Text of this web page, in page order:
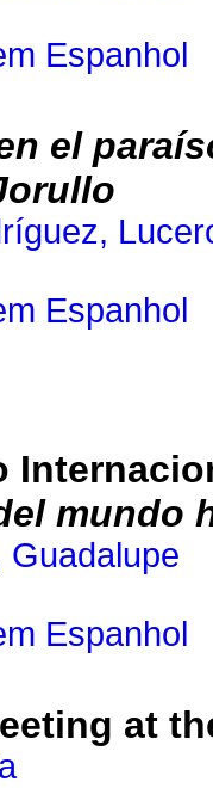
Espanhol
el
Espanhol
mundo
Guadalupe
Espanhol
at